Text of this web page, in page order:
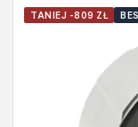
TANIEJ -809 ZŁ